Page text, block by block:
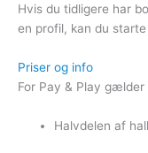
Hvis du tidligere har
en profil, kan du
Priser og info
For Pay & Play gælder
Halvdelen af